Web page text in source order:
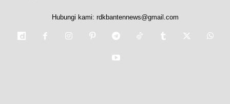
Hubungi kami: rdkbantennews@gmail.com